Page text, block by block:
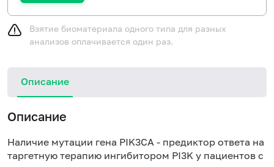
Взятие биоматериала одного типа для разных
анализов оплачивается один раз.
Описание
Описание
Наличие мутации гена PIK3CA - предиктор ответа на
таргетную терапию ингибитором PI3K у пациентов с